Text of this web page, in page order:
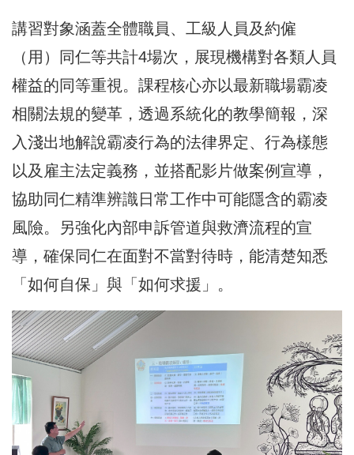
講習對象涵蓋全體職員、工級人員及約僱
（用）同仁等共計4場次，展現機構對各類人員
權益的同等重視。課程核心亦以最新職場霸凌
相關法規的變革，透過系統化的教學簡報，深
入淺出地解說霸凌行為的法律界定、行為樣態
以及雇主法定義務，並搭配影片做案例宣導，
協助同仁精準辨識日常工作中可能隱含的霸凌
風險。另強化內部申訴管道與救濟流程的宣
導，確保同仁在面對不當對待時，能清楚知悉
「如何自保」與「如何求援」。